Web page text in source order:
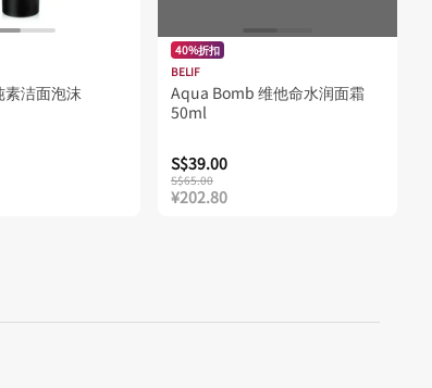
素洁面泡沫
40%折扣
BELIF
Aqua Bomb 维他命水润面霜
50ml
S$39.00
S$65.00
¥202.80